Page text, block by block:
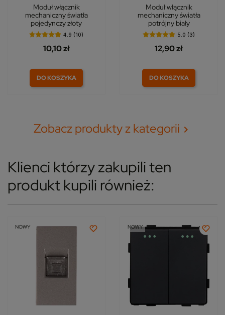
Moduł włącznik
mechaniczny światła
pojedynczy złoty
4.9 (10)
10,10 zł
DO KOSZYKA
Moduł włącznik
mechaniczny światła
potrójny biały
5.0 (3)
12,90 zł
DO KOSZYKA
Zobacz produkty z kategorii 
Klienci którzy zakupili ten
produkt kupili również:
NOWY NOWY